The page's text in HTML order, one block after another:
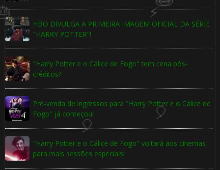
HBO DIVULGA A PRIMEIRA IMAGEM OFICIAL DA SÉRIE
"HARRY POTTER"!
"Harry Potter e o Cálice de Fogo" tem cena pós-
créditos?
Pré-venda de ingressos para "Harry Potter e o Cálice de
Fogo" já começou!
"Harry Potter e o Cálice de Fogo" voltará aos cinemas
para mais sessões especiais!